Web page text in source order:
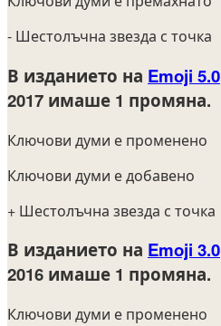
- Шестолъчна звезда с точка
В изданието на Emoji 5.0
2017 имаше 1 промяна.
Ключови думи е променено
Ключови думи е добавено
+ Шестолъчна звезда с точка
В изданието на Emoji 3.0
2016 имаше 1 промяна.
Ключови думи е променено